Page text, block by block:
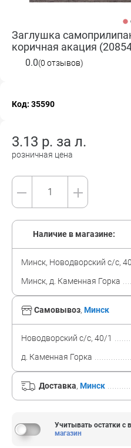
Заглушка
коричная акация
0.0(0 отзывов)
Код: 35590
3.13 р. за л.
розничная цена
Самовывоз, Минск
Новодворский с/с, 40/1
д. Каменная Горка
Доставка, Минск
Наличие в магазине:
Минск, Новодворский с/с,
Минск, д. Каменная Горка
Учитывать остатки с
магазин